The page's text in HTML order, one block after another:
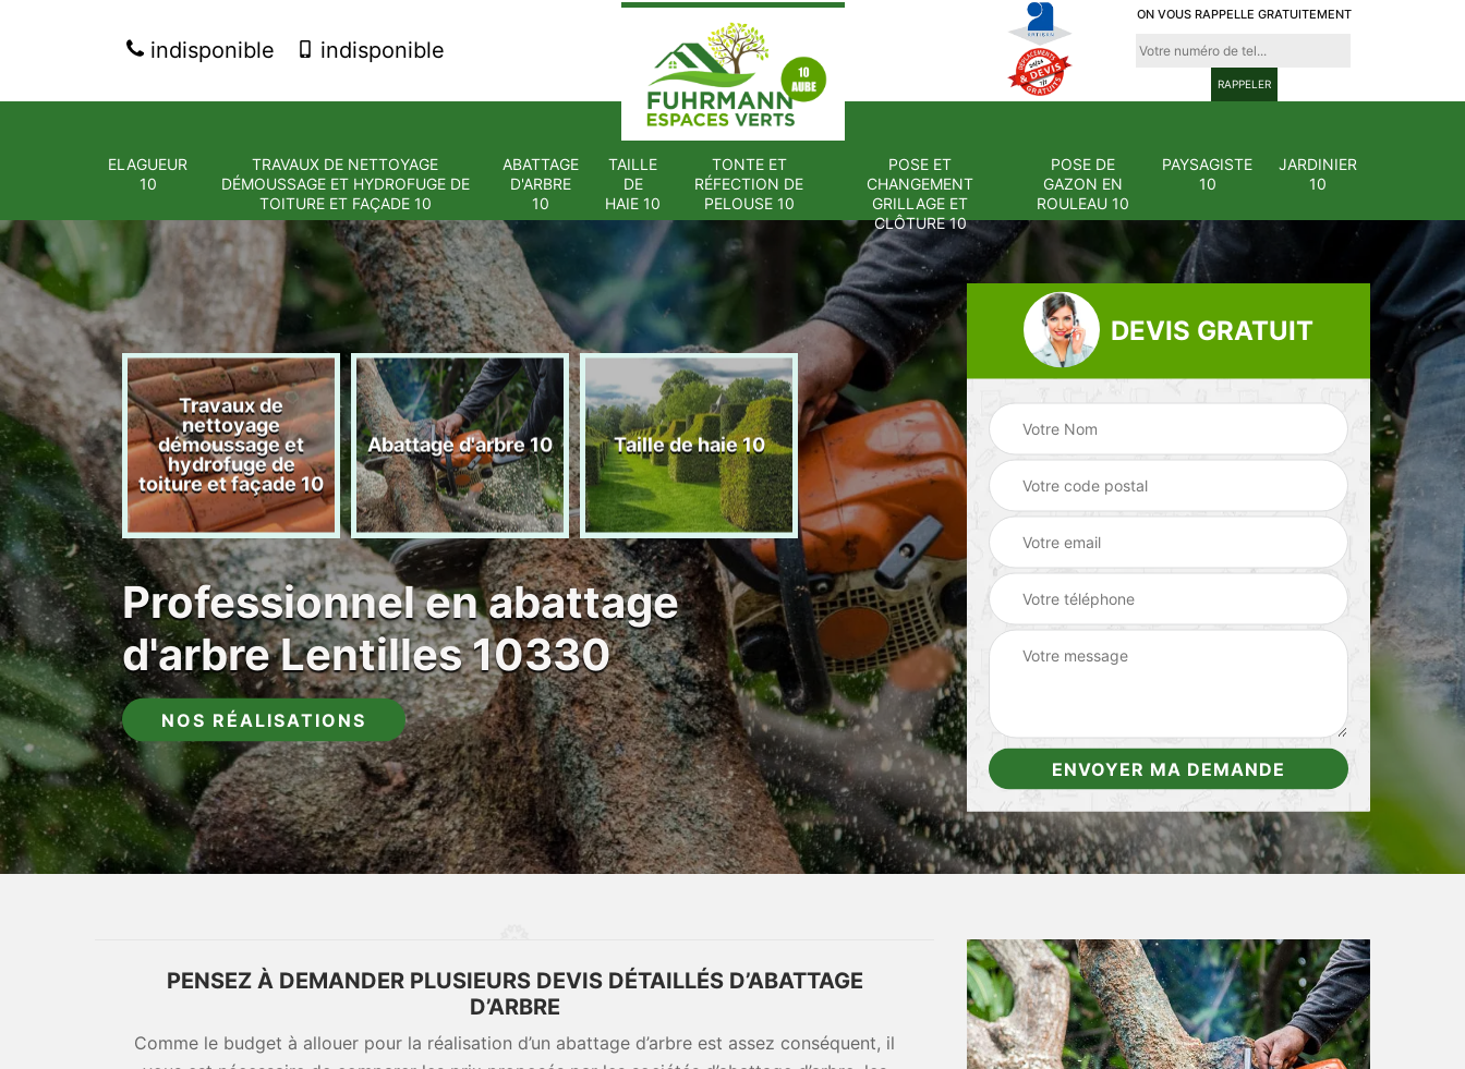
indisponible indisponible
ON VOUS RAPPELLE GRATUITEMENT
ELAGUEUR
10
TRAVAUX DE NETTOYAGE
DÉMOUSSAGE ET HYDROFUGE DE
TOITURE ET FAÇADE 10
ABATTAGE
D'ARBRE
10
TAILLE
DE
HAIE 10
TONTE ET
RÉFECTION DE
PELOUSE 10
POSE ET
CHANGEMENT
GRILLAGE ET
CLÔTURE 10
POSE DE
GAZON EN
ROULEAU 10
PAYSAGISTE
10
JARDINIER
10
10
Travaux de
nettoyage
démoussage et
hydrofuge de
toiture et façade 10
Abattage d'arbre 10 Taille de haie 10
Tonte et réfection
de pelouse 10
changement
grillage et clôture
10
Pose de gazon en
rouleau 10
Professionnel en abattage
d'arbre Lentilles 10330
NOS RÉALISATIONS
DEVIS GRATUIT
PENSEZ À DEMANDER PLUSIEURS DEVIS DÉTAILLÉS D’ABATTAGE
D’ARBRE
Comme le budget à allouer pour la réalisation d’un abattage d’arbre est assez conséquent, il